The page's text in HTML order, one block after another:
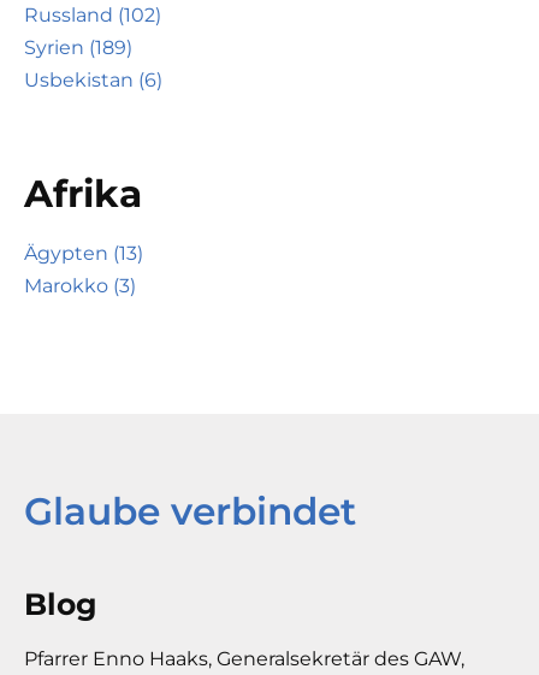
Russland (102)
Syrien (189)
Usbekistan (6)
Afrika
Ägypten (13)
Marokko (3)
Glaube verbindet
Blog
Pfarrer Enno Haaks, Generalsekretär des GAW,